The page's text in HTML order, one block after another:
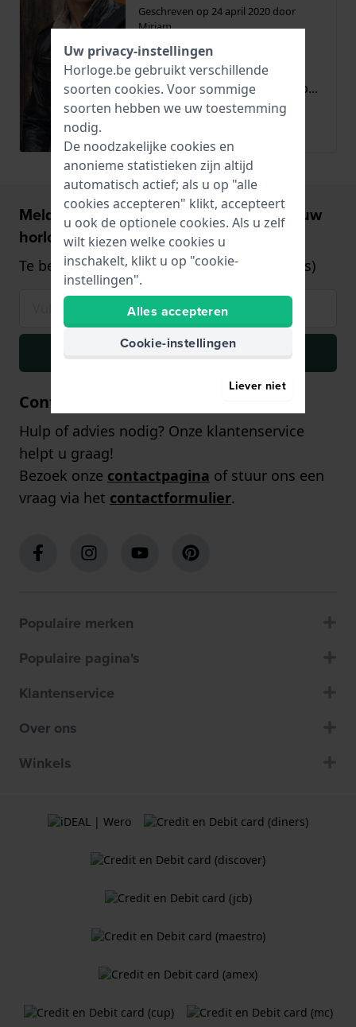
Geschreven op 24 april 2020door
Miriam
Bulova en leger hebben een
lange geschiedenis. Van
militaire hack horloges tot p...
Meld u aan en ontvang €5,- korting op uw
horloge!
Te besteden vanaf €75,- (alleen op horloges)
Inschrijven
Contact
Hulp of advies nodig? Onze klantenservice
helpt u graag!
Bezoek onze contactpagina of stuur ons een
vraag via het contactformulier.
Populaire merken
Populaire pagina's
Klantenservice
Over ons
Winkels
Uw privacy-instellingen
Horloge.be gebruikt verschillende
soorten cookies. Voor sommige
soorten hebben we uw toestemming
nodig.
De noodzakelijke cookies en
anonieme statistieken zijn altijd
automatisch actief; als u op "alle
cookies accepteren" klikt, accepteert
u ook de optionele cookies. Als u zelf
wilt kiezen welke cookies u
inschakelt, klikt u op "cookie-
instellingen".
Alles accepteren
Cookie-instellingen
Liever niet